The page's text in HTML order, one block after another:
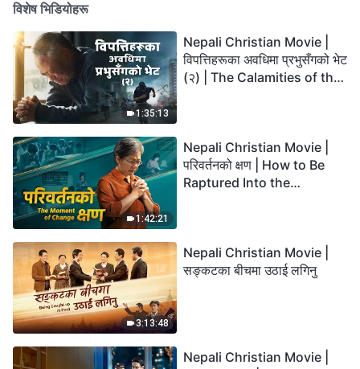
विशेष भिडियोहरू
1:35:13
Nepali Christian Movie |
विपत्तिहरूका अवधिमा प्रभुसँगको भेट
(२) | The Calamities of the
1:42:21
Nepali Christian Movie |
परिवर्तनको क्षण | How to Be
Raptured Into the
3:13:48
Nepali Christian Movie |
सङ्कटका बीचमा उठाई लगिनु
Nepali Christian Movie |